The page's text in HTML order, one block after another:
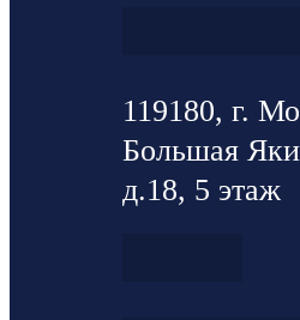
119180, г.
Большая
д.18, 5 этаж